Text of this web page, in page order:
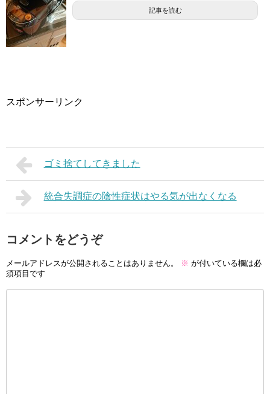
記事を読む
スポンサーリンク
ゴミ捨てしてきました
統合失調症の陰性症状はやる気が出なくなる
コメントをどうぞ
メールアドレスが公開されることはありません。 ※ が付いている欄は必
須項目です